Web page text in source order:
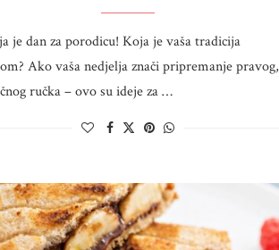
je dan za porodicu! Koja je vaša tradicija
Ako vaša nedjelja znači pripremanje pravog,
ručka – ovo su ideje za …